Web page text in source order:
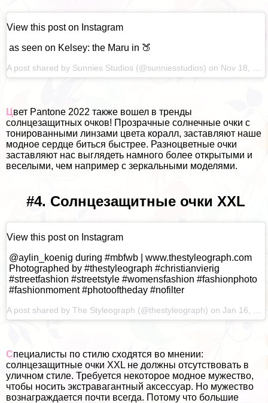
View this post on Instagram
as seen on Kelsey: the Maru in 🍑
A post shared by Sunnies Studios (@sunniesstudios) on Nov 18, 2022 at 10:20pm PST
Цвет Pantone 2022 также вошел в тренды
солнцезащитных очков! Прозрачные солнечные очки с
тонированными линзами цвета коралл, заставляют наше
модное сердце биться быстрее. Разноцветные очки
заставляют нас выглядеть намного более открытыми и
веселыми, чем например с зеркальными моделями.
#4. Солнцезащитные очки XXL
View this post on Instagram
@aylin_koenig during #mbfwb | www.thestyleograph.com
Photographed by #thestyleograph #christianvierig
#streetfashion #streetstyle #womensfashion #fashionphoto
#fashionmoment #photooftheday #nofilter
A post shared by The Styleograph (@thestyleograph) on Jan 16, 2022 at 3:39am PST
Специалисты по стилю сходятся во мнении:
солнцезащитные очки XXL не должны отсутствовать в
уличном стиле. Требуется некоторое модное мужество,
чтобы носить экстравагантный аксессуар. Но мужество
вознаграждается почти всегда. Потому что большие